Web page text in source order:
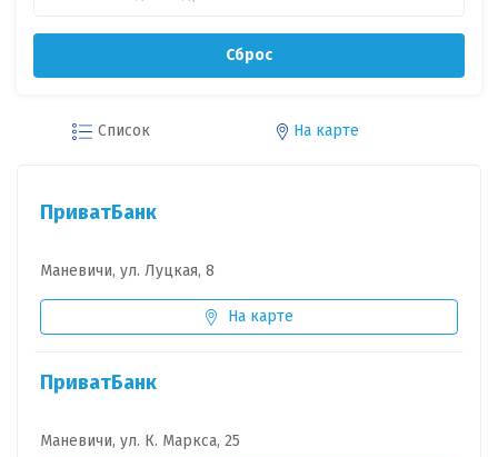
Сброс
Список На карте
ПриватБанк
Маневичи, ул. Луцкая, 8
На карте
ПриватБанк
Маневичи, ул. К. Маркса, 25